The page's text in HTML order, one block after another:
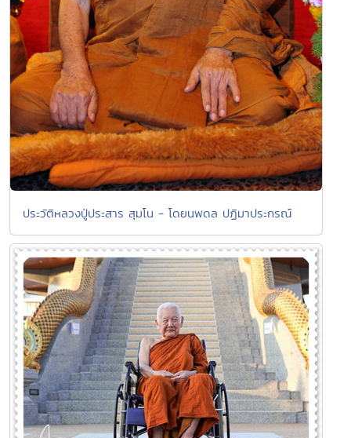
ประวัติหลวงปู่ประสาร สุมโน - โดยนพดล ปฏิมาประกรณ์